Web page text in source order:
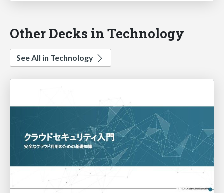
Other Decks in Technology
See All in Technology